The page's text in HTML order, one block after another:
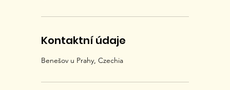
Kontaktní údaje
Benešov u Prahy, Czechia